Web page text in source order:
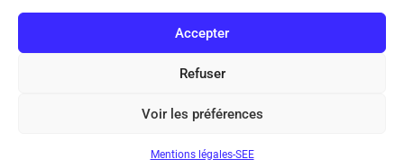
Accepter
Refuser
Voir les préférences
Mentions légales-SEE
Conditions Générales de Vente